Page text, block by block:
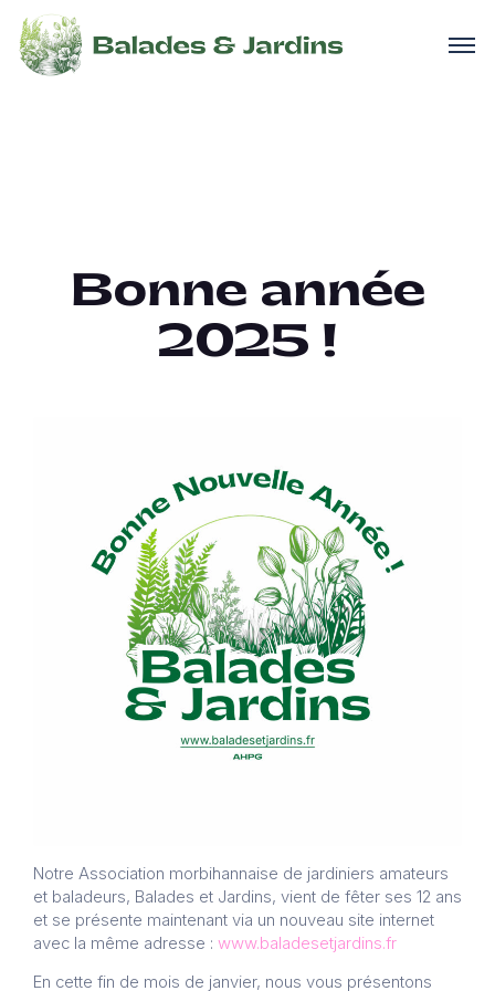
Bonne année
2025 !
Notre Association morbihannaise de jardiniers amateurs
et baladeurs, Balades et Jardins, vient de fêter ses 12 ans
et se présente maintenant via un nouveau site internet
avec la même adresse : www.baladesetjardins.fr
En cette fin de mois de janvier, nous vous présentons